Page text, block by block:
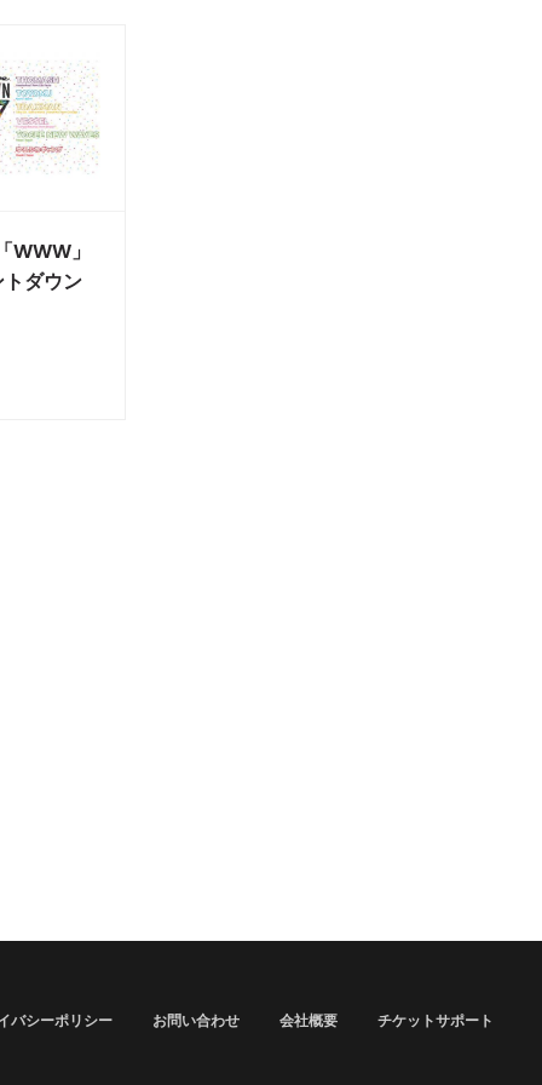
WWW」
ダウン
バシーポリシー お問い合わせ 会社概要 チケットサポート